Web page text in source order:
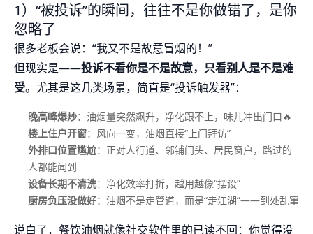
1）“被投诉”的瞬间，往往不是你做错了，是你
忽略了
很多老板会说：“我又不是故意冒烟的！”
但现实是——投诉不看你是不是故意，只看别人是不是难
受。尤其是这几类场景，简直是“投诉触发器”：
晚高峰爆炒：油烟量突然飙升，净化跟不上，味儿冲出门口🔥
楼上住户开窗：风向一变，油烟直接“上门拜访”
外排口位置尴尬：正对人行道、邻铺门头、居民窗户，路过的
人都能闻到
设备长期不清洗：净化效率打折，越用越像“摆设”
厨房负压没做好：油烟不是走管道，而是“走江湖”——到处乱窜
说白了，餐饮油烟就像社交软件里的已读不回：你觉得没